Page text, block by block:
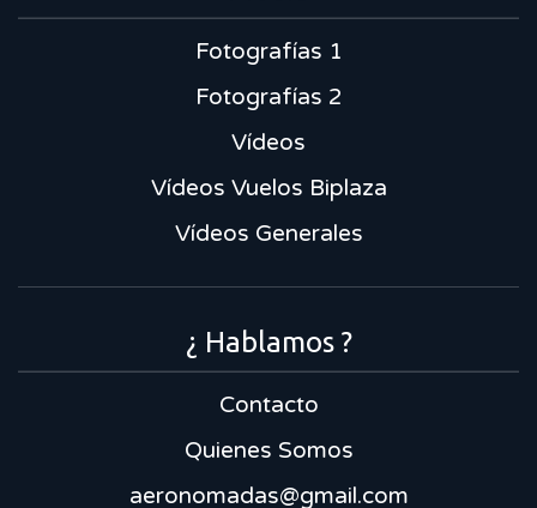
Fotografías 1
Fotografías 2
Vídeos
Vídeos Vuelos Biplaza
Vídeos Generales
¿ Hablamos ?
Contacto
Quienes Somos
aeronomadas@gmail.com